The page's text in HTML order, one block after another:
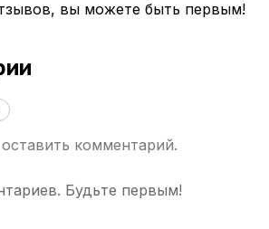
вы можете быть первым!
комментарий.
Будьте первым!